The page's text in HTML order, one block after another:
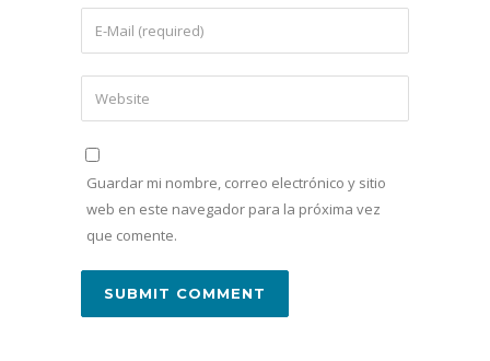
Guardar mi nombre, correo electrónico y sitio
web en este navegador para la próxima vez
que comente.